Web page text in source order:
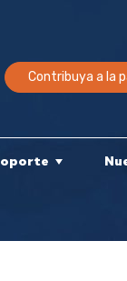
Contribuya a la